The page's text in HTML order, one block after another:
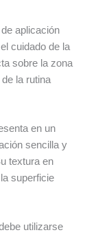
aplicación
cuidado de la
sobre la zona
la rutina
en un
sencilla y
textura en
superficie
utilizarse